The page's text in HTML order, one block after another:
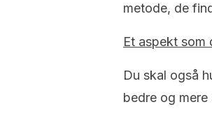
metode, de
Et aspekt som
Du skal også
bedre og mere